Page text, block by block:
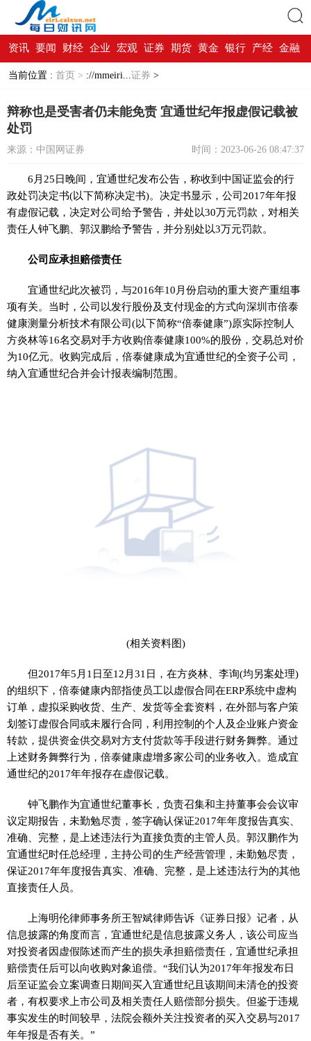
搜索
资讯 要闻 财经 企业 宏观 证券 期货 黄金 银行 产经 金融
当前位置 : 首页 > ://mmeiri...证券 >
辩称也是受害者仍未能免责 宜通世纪年报虚假记载被
处罚
来源：中国网证券 时间：2023-06-26 08:47:37
6月25日晚间，宜通世纪发布公告，称收到中国证监会的行
政处罚决定书(以下简称决定书)。决定书显示，公司2017年年报
有虚假记载，决定对公司给予警告，并处以30万元罚款，对相关
责任人钟飞鹏、郭汉鹏给予警告，并分别处以3万元罚款。
公司应承担赔偿责任
宜通世纪此次被罚，与2016年10月份启动的重大资产重组事
项有关。当时，公司以发行股份及支付现金的方式向深圳市倍泰
健康测量分析技术有限公司(以下简称“倍泰健康”)原实际控制人
方炎林等16名交易对手方收购倍泰健康100%的股份，交易总对价
为10亿元。收购完成后，倍泰健康成为宜通世纪的全资子公司，
纳入宜通世纪合并会计报表编制范围。
(相关资料图)
但2017年5月1日至12月31日，在方炎林、李询(均另案处理)
的组织下，倍泰健康内部指使员工以虚假合同在ERP系统中虚构
订单，虚拟采购收货、生产、发货等全套资料，在外部与客户策
划签订虚假合同或未履行合同，利用控制的个人及企业账户资金
转款，提供资金供交易对方支付货款等手段进行财务舞弊。通过
上述财务舞弊行为，倍泰健康虚增多家公司的业务收入。造成宜
通世纪的2017年年报存在虚假记载。
钟飞鹏作为宜通世纪董事长，负责召集和主持董事会会议审
议定期报告，未勤勉尽责，签字确认保证2017年年度报告真实、
准确、完整，是上述违法行为直接负责的主管人员。郭汉鹏作为
宜通世纪时任总经理，主持公司的生产经营管理，未勤勉尽责，
保证2017年年度报告真实、准确、完整，是上述违法行为的其他
直接责任人员。
上海明伦律师事务所王智斌律师告诉《证券日报》记者，从
信息披露的角度而言，宜通世纪是信息披露义务人，该公司应当
对投资者因虚假陈述而产生的损失承担赔偿责任，宜通世纪承担
赔偿责任后可以向收购对象追偿。“我们认为2017年年报发布日
后至证监会立案调查日期间买入宜通世纪且该期间未清仓的投资
者，有权要求上市公司及相关责任人赔偿部分损失。但鉴于违规
事实发生的时间较早，法院会额外关注投资者的买入交易与2017
年年报是否有关。”